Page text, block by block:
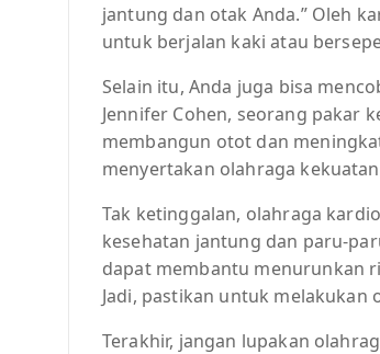
jantung dan otak Anda.” Oleh
untuk berjalan kaki atau
Selain itu, Anda juga bisa
Jennifer Cohen, seorang pakar
membangun otot dan
menyertakan olahraga
Tak ketinggalan, olahraga
kesehatan jantung dan paru-
dapat membantu menurunkan
Jadi, pastikan untuk melakukan
Terakhir, jangan lupakan